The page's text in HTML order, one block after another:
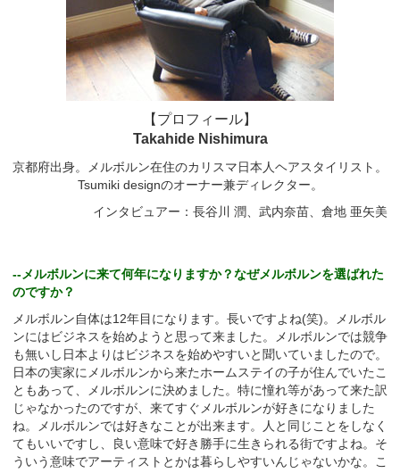
【プロフィール】
Takahide Nishimura
京都府出身。メルボルン在住のカリスマ日本人ヘアスタイリスト。
Tsumiki designのオーナー兼ディレクター。
インタビュアー：長谷川 潤、武内奈苗、倉地 亜矢美
--メルボルンに来て何年になりますか？なぜメルボルンを選ばれた
のですか？
メルボルン自体は12年目になります。長いですよね(笑)。メルボル
ンにはビジネスを始めようと思って来ました。メルボルンでは競争
も無いし日本よりはビジネスを始めやすいと聞いていましたので。
日本の実家にメルボルンから来たホームステイの子が住んでいたこ
ともあって、メルボルンに決めました。特に憧れ等があって来た訳
じゃなかったのですが、来てすぐメルボルンが好きになりました
ね。メルボルンでは好きなことが出来ます。人と同じことをしなく
てもいいですし、良い意味で好き勝手に生きられる街ですよね。そ
ういう意味でアーティストとかは暮らしやすいんじゃないかな。こ